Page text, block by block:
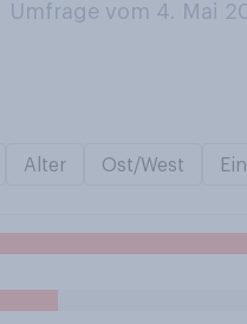
Umfrage vom 4. Mai
Alter Ost/West